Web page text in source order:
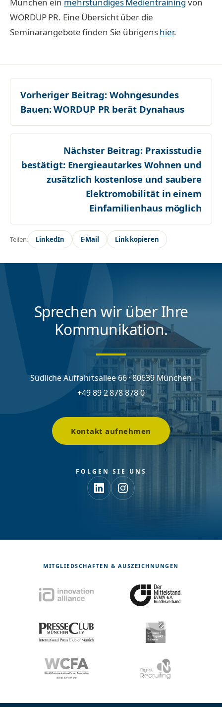
WORDUP PR. Eine Übersicht über die
Seminarangebote finden Sie übrigenshier.
Vorheriger Beitrag: Wohngesundes
Bauen: WORDUP PR berät Dynahaus
Nächster Beitrag: Praxisstudie
bestätigt: Energieautarkes Wohnen und
zusätzlich kostenlose und saubere
Elektromobilität in einem
Einfamilienhaus möglich
Teilen: LinkedIn E-Mail Link kopieren
Sprechen wir über Ihre
Kommunikation.
Südliche Auffahrtsallee 66 · 80639 München
+49 89 2 878 878 0
Kontakt aufnehmen
FOLGEN SIE UNS
MITGLIEDSCHAFTEN & AUSZEICHNUNGEN